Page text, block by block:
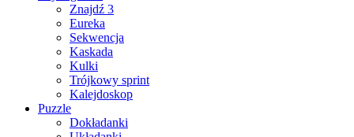
Znajdź 3
Eureka
Sekwencja
Kaskada
Kulki
Trójkowy sprint
Kalejdoskop
Puzzle
Dokładanki